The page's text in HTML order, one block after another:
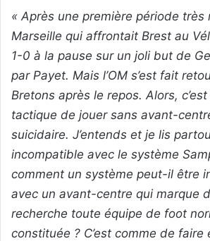
« Après une première période très
Marseille qui affrontait Brest au
1-0 à la pause sur un joli but de
par Payet. Mais l’OM s’est fait
Bretons après le repos. Alors,
tactique de jouer sans avant-
suicidaire. J’entends et je lis
incompatible avec le système
comment un système peut-il être
avec un avant-centre qui marque
recherche toute équipe de foot
constituée ? C’est comme de faire